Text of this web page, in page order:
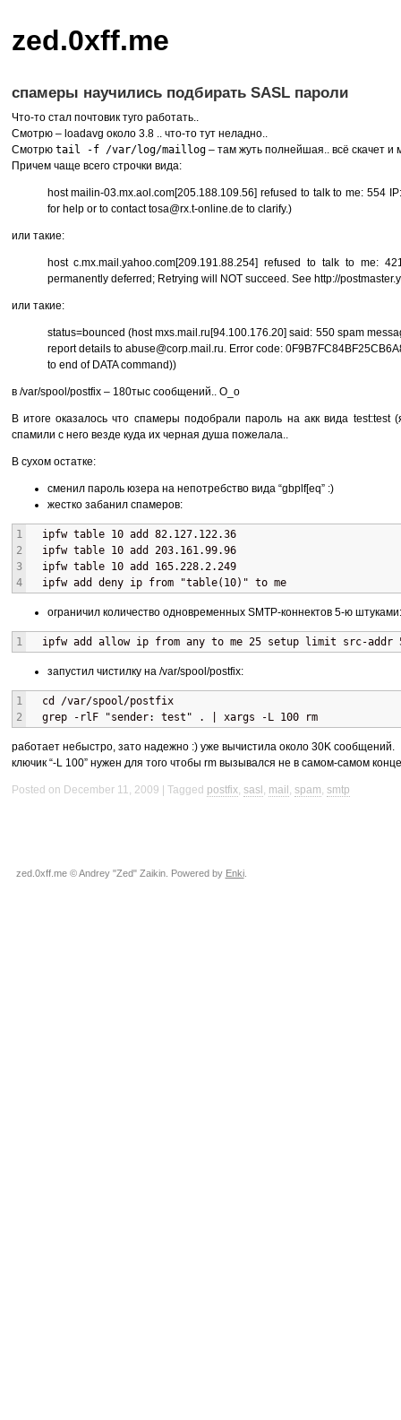
zed.0xff.me
спамеры научились подбирать SASL пароли
Что-то стал почтовик туго работать..
Смотрю – loadavg около 3.8 .. что-то тут неладно..
Смотрю tail -f /var/log/maillog– там жуть полнейшая.. всё скачет и
Причем чаще всего строчки вида:
host mailin-03.mx.aol.com[205.188.109.56] refused to talk to me: 554
for help or to contact tosa@rx.t-online.de to clarify.)
или такие:
host c.mx.mail.yahoo.com[209.191.88.254] refused to talk to me:
permanently deferred; Retrying will NOTsucceed. See http://
или такие:
status=bounced (host mxs.mail.ru[94.100.176.20] said: 550 spam
report details to abuse@corp.mail.ru. Error code:
to end of DATAcommand))
в /var/spool/postfix – 180тыс сообщений.. O_o
В итоге оказалось что спамеры подобрали пароль на акк вида test:test
спамили с него везде куда их черная душа пожелала..
В сухом остатке:
сменил пароль юзера на непотребство вида “gbplf[eq” :)
жестко забанил спамеров:
1
2
3
4
  ipfw table 10 add 82.127.122.36
  ipfw table 10 add 203.161.99.96
  ipfw table 10 add 165.228.2.249
  ipfw add deny ip from "table(10)" to me
ограничил количество одновременных SMTP-коннектов 5-ю штуками:
1
ipfw add allow ip from any to me 25 setup limit src-addr
запустил чистилку на /var/spool/postfix:
1
2
  cd /var/spool/postfix
  grep -rlF "sender: test" . | xargs -L 100 rm
работает небыстро, зато надежно :) уже вычистила около 30K сообщений.
ключик “-L 100” нужен для того чтобы rm вызывался не в самом-самом
Posted on December 11, 2009 Tagged postfix, sasl, mail, spam, smtp
zed.0xff.me © Andrey "Zed" Zaikin. Powered by Enki.